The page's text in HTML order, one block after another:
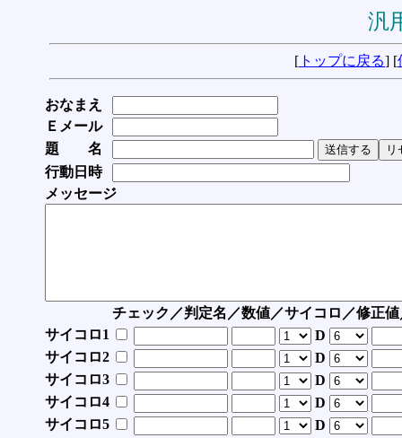
汎
[ トップに戻る] [
おなまえ
Ｅメール
題 名
行動日時
メッセージ
チェック／判定名／数値／サイコロ／修正
サイコロ1
D
サイコロ2
D
サイコロ3
D
サイコロ4
D
サイコロ5
D